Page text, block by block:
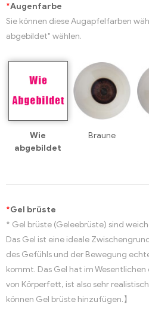
*Augenfarbe
Sie können diese Augapfelfarben
abgebildet" wählen.
Wie
abgebildet
Braune
*Gel brüste
* Gel brüste (Geleebrüste) sind
Das Gel ist eine ideale
des Gefühls und der Bewegung
kommt. Das Gel hat im
von Körperfett, ist also sehr
können Gel brüste hinzufügen.】